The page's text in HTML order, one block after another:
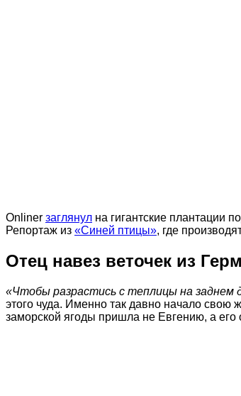
Onliner заглянул на гигантские плантации
Репортаж из «Синей птицы», где
Отец навез веточек из
«Чтобы разрастись с теплицы на заднем
этого чуда. Именно так давно начало
заморской ягоды пришла не Евгению, а